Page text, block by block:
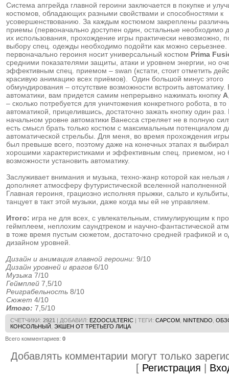
Система апгрейда главной героини заключается в покупке и
костюмов, обладающих разными свойствами и способностями к
усовершенствованию. За каждым костюмом закреплены
приемы (первоначально доступен один, остальные необходимо
их использования, прохождение игры практически невозможно,
выбору спец. одежды необходимо подойти как можно
первоначально героиня носит универсальный костюм Prima
средними показателями защиты, атаки и уровнем энергии, но
эффективным спец. приемом – swan (кстати, стоит отметить
красивую анимацию всех приёмов). Один большой минус этого
обмундирования – отсутствие возможности встроить автоматику.
автоматики, вам придется самим непрерывно нажимать кнопку A
– сколько потребуется для уничтожения конкретного робота, в
автоматикой, прицелившись, достаточно зажать кнопку один раз.
начальном уровне автоматики Ванесса стреляет не в полную
есть смысл брать только костюм с максимальным потенциалом
автоматической стрельбы. Для меня, во время прохождения
был превыше всего, поэтому даже на конечных этапах я
хорошими характеристиками и эффективным спец. приемом, но
возможности установить автоматику.
Заслуживает внимания и музыка, техно-жанр которой как нельзя
дополняет атмосферу футуристической вселенной
Главная героиня, грациозно исполняя прыжки, сальто и
танцует в такт этой музыки, даже когда мы ей не управляем.
Итого: игра не для всех, с увлекательным, стимулирующим к
геймплеем, неплохим саундтреком и научно-фантастической
в тоже время пустым сюжетом, достаточно средней графикой и
дизайном уровней.
Дизайн и анимация главной героини: 9/10
Дизайн уровней и врагов 6/10
Музыка 7/10
Геймплей 7,5/10
Реиграбельность 8/10
Сюжет 4/10
Итого: 7,5/10
СЧЕТЧИКИ: 2921 | ДОБАВИЛ: EZOOCULTERIC | ТЕГИ: CAPCOM NINTENDO
КОНСОЛЬНЫЙ ЭКШЕН ОТ ТРЕТЬЕГО ЛИЦА
Всего комментариев: 0
Добавлять комментарии могут только
[ Регистрация |